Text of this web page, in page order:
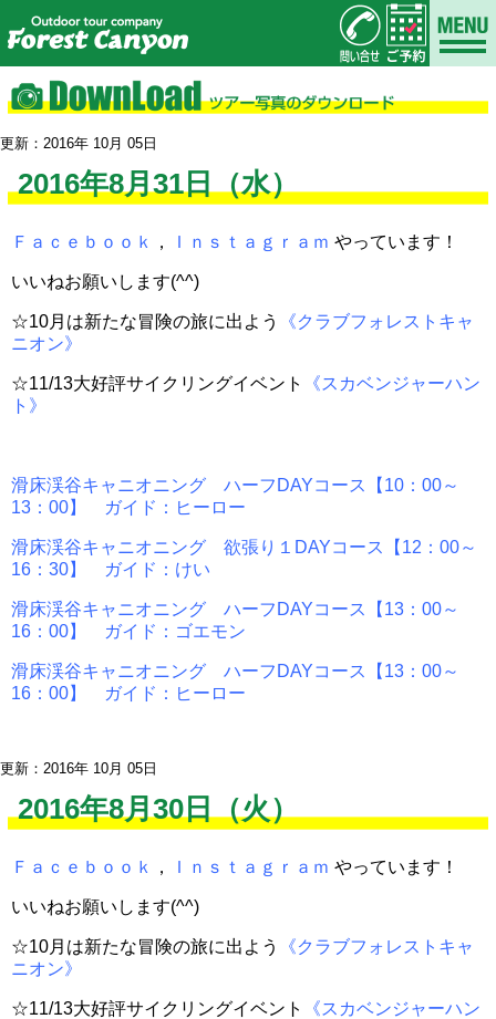
更新：2016年 10月 05日
2016年8月31日（水）
Ｆａｃｅｂｏｏｋ ， Ｉｎｓｔａｇｒａｍ やっています！
いいねお願いします(^^)
☆10月は新たな冒険の旅に出よう
《クラブフォレストキャ
ニオン》
☆11/13大好評サイクリングイベント
《スカベンジャーハン
ト》
滑床渓谷キャニオニング ハーフDAYコース【10：00～
13：00】 ガイド：ヒーロー
滑床渓谷キャニオニング 欲張り１DAYコース【12：00～
16：30】 ガイド：けい
滑床渓谷キャニオニング ハーフDAYコース【13：00～
16：00】 ガイド：ゴエモン
滑床渓谷キャニオニング ハーフDAYコース【13：00～
16：00】 ガイド：ヒーロー
更新：2016年 10月 05日
2016年8月30日（火）
Ｆａｃｅｂｏｏｋ ， Ｉｎｓｔａｇｒａｍ やっています！
いいねお願いします(^^)
☆10月は新たな冒険の旅に出よう
《クラブフォレストキャ
ニオン》
☆11/13大好評サイクリングイベント
《スカベンジャーハン